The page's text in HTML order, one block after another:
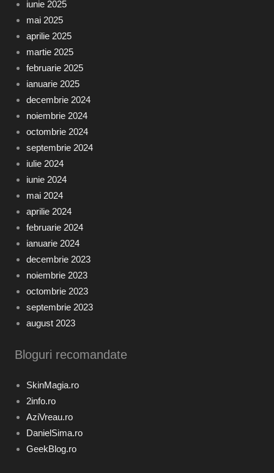
iunie 2025
mai 2025
aprilie 2025
martie 2025
februarie 2025
ianuarie 2025
decembrie 2024
noiembrie 2024
octombrie 2024
septembrie 2024
iulie 2024
iunie 2024
mai 2024
aprilie 2024
februarie 2024
ianuarie 2024
decembrie 2023
noiembrie 2023
octombrie 2023
septembrie 2023
august 2023
Bloguri recomandate
SkinMagia.ro
2info.ro
AziVreau.ro
DanielSima.ro
GeekBlog.ro